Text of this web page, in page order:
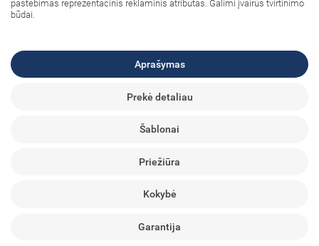
pastebimas reprezentacinis reklaminis atributas. Galimi įvairūs tvirtinimo
būdai.
Aprašymas
Prekė detaliau
Šablonai
Priežiūra
Kokybė
Garantija